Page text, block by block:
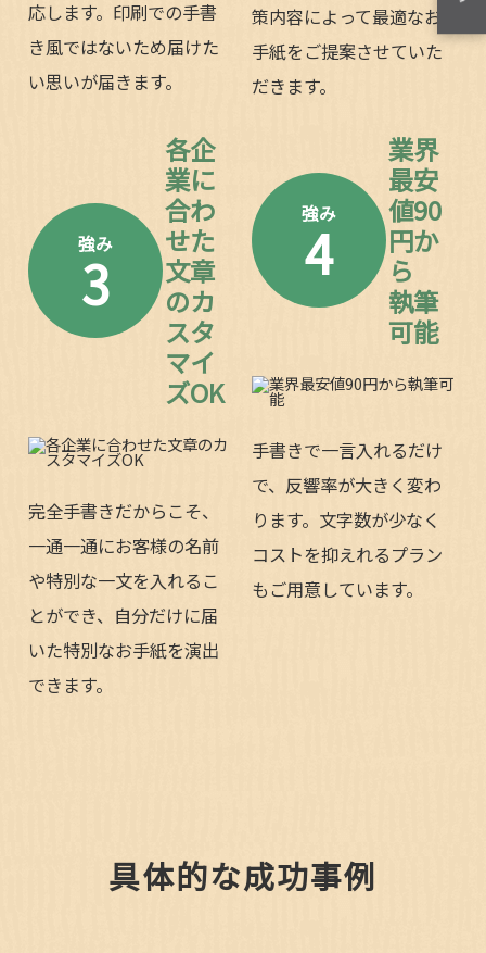
応します。印刷での手書
き風ではないため届けた
い思いが届きます。
策内容によって最適なお
手紙をご提案させていた
だきます。
強み
3
各企
業に
合わ
せた
文章
のカ
スタ
マイ
ズOK
完全手書きだからこそ、
一通一通にお客様の名前
や特別な一文を入れるこ
とができ、自分だけに届
いた特別なお手紙を演出
できます。
強み
4
業界
最安
値90
円か
ら
執筆
可能
手書きで一言入れるだけ
で、反響率が大きく変わ
ります。文字数が少なく
コストを抑えれるプラン
もご用意しています。
具体的な成功事例